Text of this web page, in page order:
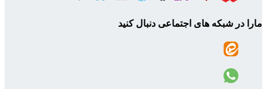
مارا در شبکه های اجتماعی دنبال کنید